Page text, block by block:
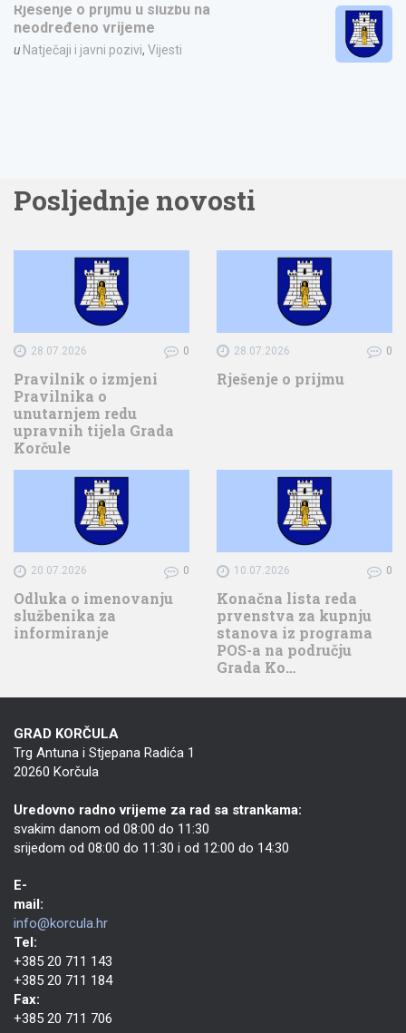
Rješenje o prijmu u službu na
neodređeno vrijeme
u Natječaji i javni pozivi, Vijesti
Posljednje novosti
28.07.2026 0
Pravilnik o izmjeni
Pravilnika o
unutarnjem redu
upravnih tijela Grada
Korčule
28.07.2026 0
Rješenje o prijmu
20.07.2026 0
Odluka o imenovanju
službenika za
informiranje
10.07.2026 0
Konačna lista reda
prvenstva za kupnju
stanova iz programa
POS-a na području
Grada Ko…
GRAD KORČULA
Trg Antuna i Stjepana Radića 1
20260 Korčula
Uredovno radno vrijeme za rad sa strankama:
svakim danom od 08:00 do 11:30
srijedom od 08:00 do 11:30 i od 12:00 do 14:30
E-
mail:
info@korcula.hr
Tel:
+385 20 711 143
+385 20 711 184
Fax:
+385 20 711 706